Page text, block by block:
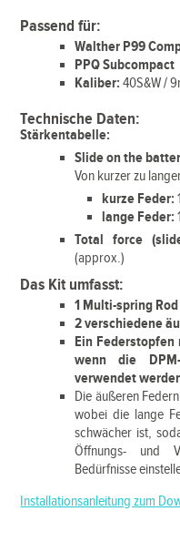
Passend für:
Walther P99
PPQ Subcompact
Kaliber: 40S&W /
Technische Daten:
Stärkentabelle:
Slide on the
Von kurzer zu
kurze Feder:
lange Feder:
Total force
(approx.)
Das Kit umfasst:
1 Multi-spring Rod
2 verschiedene
Ein
wenn die
verwendet
Die äußeren
wobei die lange
schwächer ist,
Öffnungs- und
Bedürfnisse
Installationsanleitung zum